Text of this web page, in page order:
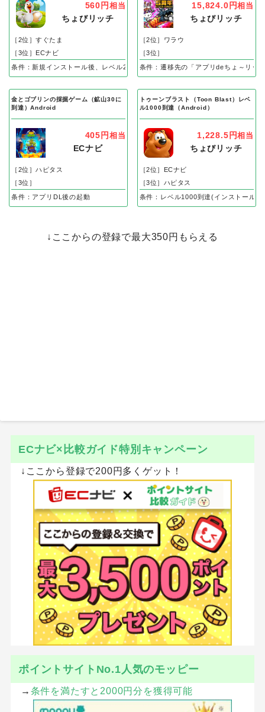
560円 相当
ちょびリッチ
［2位］すぐたま
［3位］ECナビ
条件：新規インストール後、レベル25到達で成果
15,824.0円相当
ちょびリッチ
［2位］ワラウ
［3位］
条件：遷移先の「アプリdeちょ～リッ
金とゴブリンの採掘ゲーム（鉱山30に
到達）Android
405円 相当
ECナビ
［2位］ハピタス
［3位］
条件：アプリDL後の起動
トゥーンブラスト（Toon Blast）レベ
ル1000到達（Android）
1,228.5円相当
ちょびリッチ
［2位］ECナビ
［3位］ハピタス
条件：レベル1000到達(インストール後
↓ここからの登録で最大350円もらえる
ECナビ×比較ガイド特別キャンペーン
↓ここから登録で200円多くゲット！
ポイントサイトNo.1人気のモッピー
→ 条件を満たすと2000円分を獲得可能